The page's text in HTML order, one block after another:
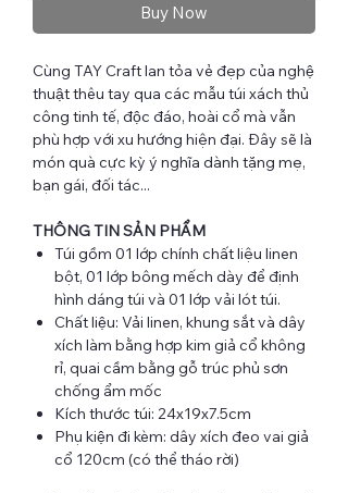
Buy Now
Cùng TAY Craft lan tỏa vẻ đẹp của nghệ
thuật thêu tay qua các mẫu túi xách thủ
công tinh tế, độc đáo, hoài cổ mà vẫn
phù hợp với xu hướng hiện đại. Đây sẽ là
món quà cực kỳ ý nghĩa dành tặng mẹ,
bạn gái, đối tác...
THÔNG TIN SẢN PHẨM
Túi gồm 01 lớp chính chất liệu linen
bột, 01 lớp bông mếch dày để định
hình dáng túi và 01 lớp vải lót túi.
Chất liệu: Vải linen, khung sắt và dây
xích làm bằng hợp kim giả cổ không
rỉ, quai cầm bằng gỗ trúc phủ sơn
chống ẩm mốc
Kích thước túi: 24x19x7.5cm
Phụ kiện đi kèm: dây xích đeo vai giả
cổ 120cm (có thể tháo rời)